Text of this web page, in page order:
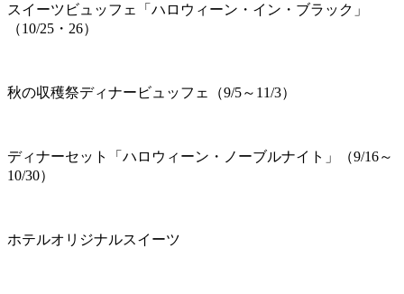
スイーツビュッフェ「ハロウィーン・イン・ブラック」
（10/25・26）
秋の収穫祭ディナービュッフェ（9/5～11/3）
ディナーセット「ハロウィーン・ノーブルナイト」（9/16～
10/30）
ホテルオリジナルスイーツ